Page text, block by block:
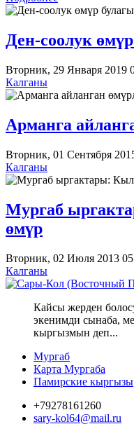
Ден-соолук
Вторник, 29 Января 2019
Калганы
Арманга
Вторник, 01 Сентября
Калганы
Мургаб
өмүр
Вторник, 02 Июля 2013
Калганы
Кайсы жерден
экенимди сынаба,
кыргызмын деп...
Мургаб
Карта Мургаба
Памирские кыргызы
+79278161260
sary-kol64@mail.ru